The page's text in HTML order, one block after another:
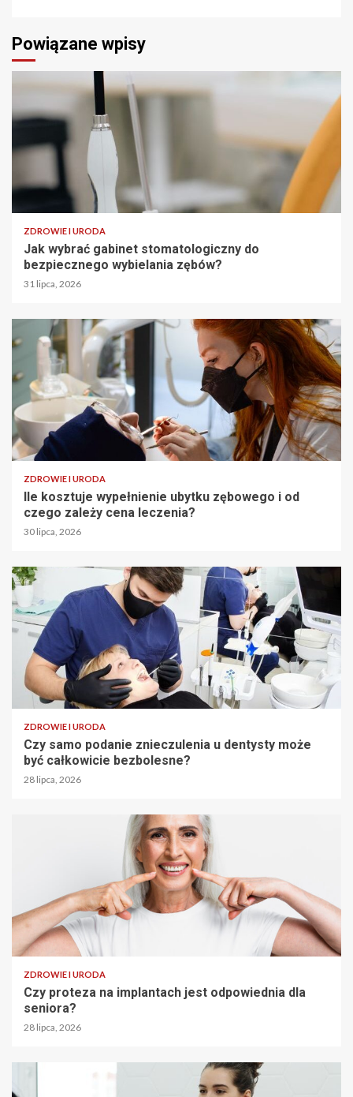
Powiązane wpisy
ZDROWIE I URODA
Jak wybrać gabinet stomatologiczny do
bezpiecznego wybielania zębów?
31 lipca, 2026
ZDROWIE I URODA
Ile kosztuje wypełnienie ubytku zębowego i od
czego zależy cena leczenia?
30 lipca, 2026
ZDROWIE I URODA
Czy samo podanie znieczulenia u dentysty może
być całkowicie bezbolesne?
28 lipca, 2026
ZDROWIE I URODA
Czy proteza na implantach jest odpowiednia dla
seniora?
28 lipca, 2026